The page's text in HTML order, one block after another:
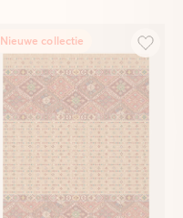
Nieuwe collectie